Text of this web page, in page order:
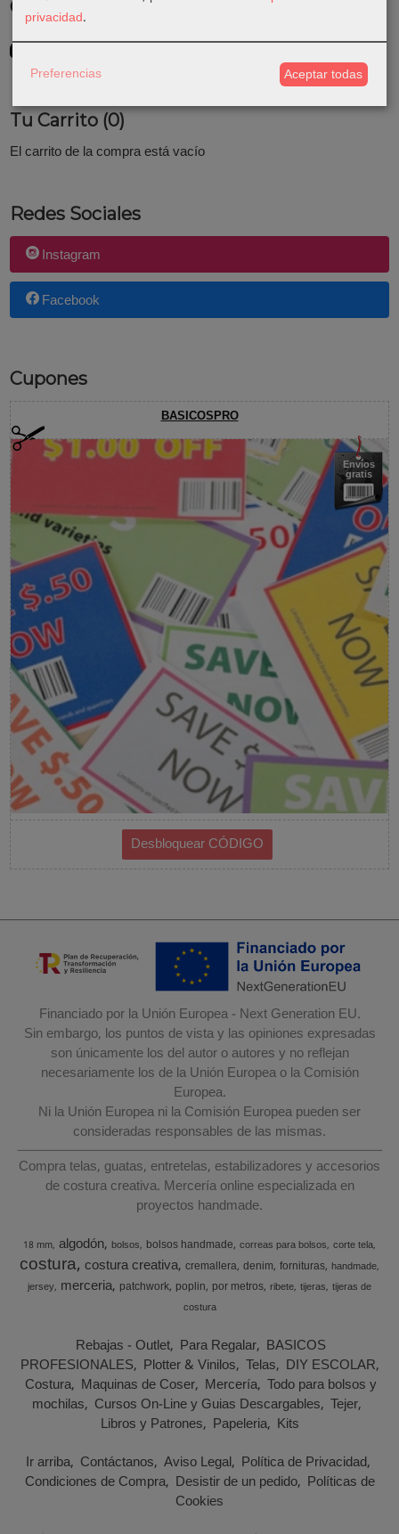
Costes de Envío
GRATIS *
Tu Carrito (0)
El carrito de la compra está vacío
Redes Sociales
Instagram
Facebook
Cupones
BASICOSPRO
Envíos
gratis
Financiado por la Unión Europea - Next Generation EU.
Sin embargo, los puntos de vista y las opiniones expresadas
son únicamente los del autor o autores y no reflejan
necesariamente los de la Unión Europea o la Comisión
Europea.
Ni la Unión Europea ni la Comisión Europea pueden ser
consideradas responsables de las mismas.
Compra telas, guatas, entretelas, estabilizadores y accesorios
de costura creativa. Mercería online especializada en
proyectos handmade.
18 mm algodón bolsos bolsos handmade correas para bolsos corte tela
costura costura creativa cremallera denim fornituras handmade
jersey merceria patchwork poplin por metros ribete tijeras tijeras de
costura
Rebajas - Outlet Para Regalar BASICOS
PROFESIONALES Plotter & Vinilos Telas DIY ESCOLAR
Costura Maquinas de Coser Mercería Todo para bolsos y
mochilas Cursos On-Line y Guias Descargables Tejer
Libros y Patrones Papeleria Kits
Ir arriba Contáctanos Aviso Legal Política de Privacidad
Condiciones de Compra Desistir de un pedido Políticas de
Cookies
privacidad.
Preferencias Aceptar todas